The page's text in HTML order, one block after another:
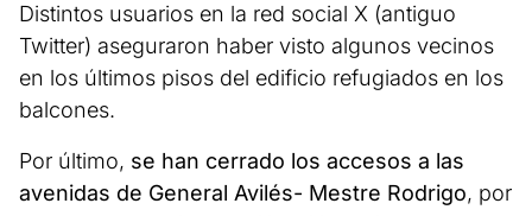
Distintos usuarios en la red social X (antiguo
Twitter) aseguraron haber visto algunos vecinos
en los últimos pisos del edificio refugiados en los
balcones.
Por último, se han cerrado los accesos a las
avenidas de General Avilés- Mestre Rodrigo, por